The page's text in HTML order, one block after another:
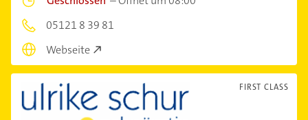
05121 8 39 81
Webseite
FIRST CLASS